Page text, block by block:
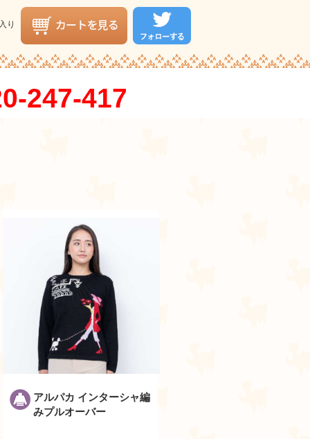
り
247-417
アルパカ インターシャ編
みプルオーバー